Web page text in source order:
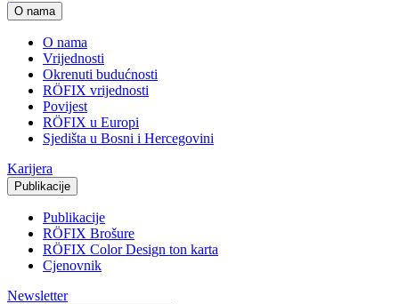
O nama
O nama
Vrijednosti
Okrenuti budućnosti
RÖFIX vrijednosti
Povijest
RÖFIX u Europi
Sjedišta u Bosni i Hercegovini
Karijera
Publikacije
Publikacije
RÖFIX Brošure
RÖFIX Color Design ton karta
Cjenovnik
Newsletter